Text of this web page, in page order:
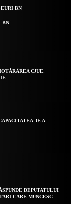
BN
BN
CJUE,
DE A
DEPUTATULUI
CARE MUNCESC